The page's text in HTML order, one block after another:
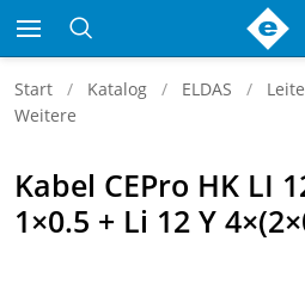
Start Katalog ELDAS
Weitere
Kabel CEPro HK LI
1×0.5 + Li 12 Y